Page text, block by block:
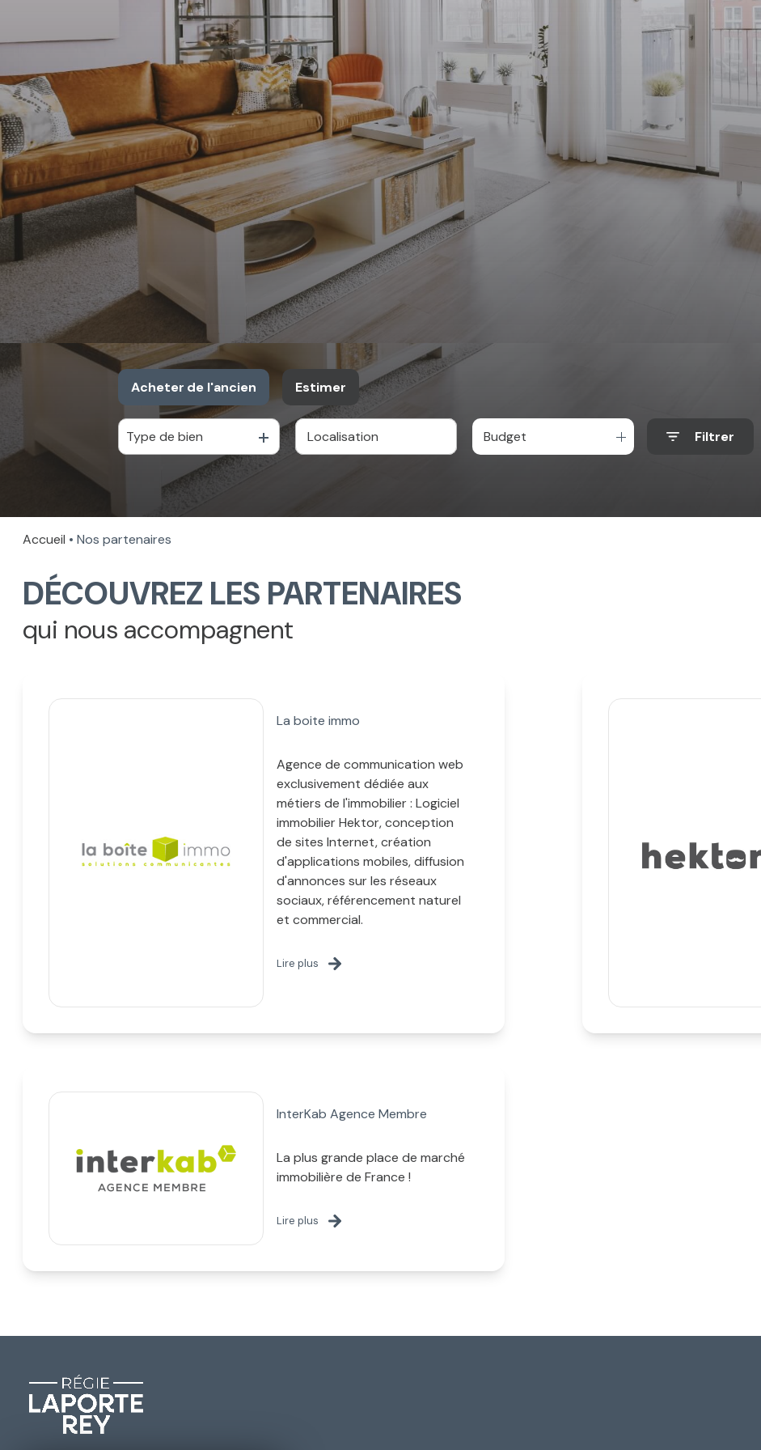
Acheter de l'ancien
De l'ancien
Estimer
Type de bien Budget Filtrer
Accueil Nos partenaires
DÉCOUVREZ LES PARTENAIRES
qui nous accompagnent
La boite immo
Agence de communication web
exclusivement dédiée aux
métiers de l'immobilier : Logiciel
immobilier Hektor, conception
de sites Internet, création
d'applications mobiles, diffusion
d'annonces sur les réseaux
sociaux, référencement naturel
et commercial.
Lire plus
InterKab Agence Membre
La plus grande place de marché
immobilière de France !
Lire plus